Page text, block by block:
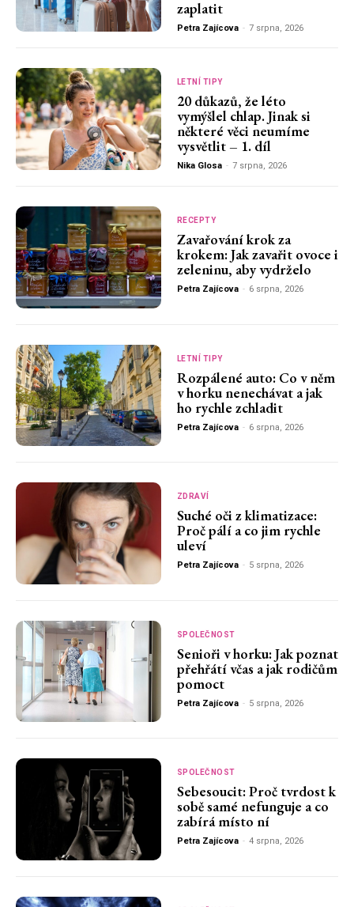
zaplatit
Petra Zajícova - 7 srpna, 2026
LETNÍ TIPY
20 důkazů, že léto
vymýšlel chlap. Jinak si
některé věci neumíme
vysvětlit – 1. díl
Nika Glosa - 7 srpna, 2026
RECEPTY
Zavařování krok za
krokem: Jak zavařit ovoce i
zeleninu, aby vydrželo
Petra Zajícova - 6 srpna, 2026
LETNÍ TIPY
Rozpálené auto: Co v něm
v horku nenechávat a jak
ho rychle zchladit
Petra Zajícova - 6 srpna, 2026
ZDRAVÍ
Suché oči z klimatizace:
Proč pálí a co jim rychle
uleví
Petra Zajícova - 5 srpna, 2026
SPOLEČNOST
Senioři v horku: Jak poznat
přehřátí včas a jak rodičům
pomoct
Petra Zajícova - 5 srpna, 2026
SPOLEČNOST
Sebesoucit: Proč tvrdost k
sobě samé nefunguje a co
zabírá místo ní
Petra Zajícova - 4 srpna, 2026